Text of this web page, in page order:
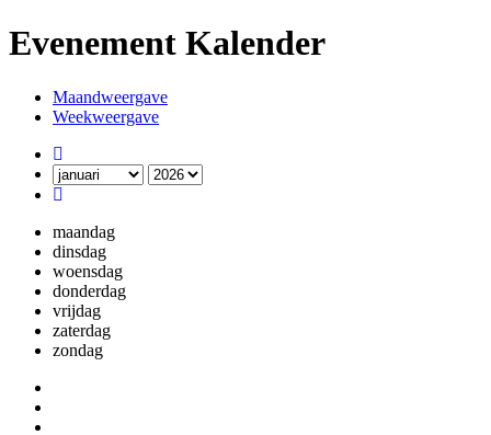
Evenement Kalender
Maandweergave
Weekweergave
maandag
dinsdag
woensdag
donderdag
vrijdag
zaterdag
zondag